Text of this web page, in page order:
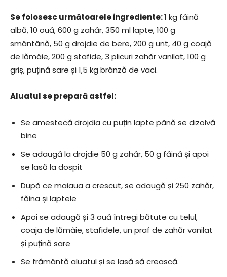
Se folosesc următoarele ingrediente:1 kg făină
albă, 10 ouă, 600 g zahăr, 350 ml lapte, 100 g
smântână, 50 g drojdie de bere, 200 g unt, 40 g coajă
de lămâie, 200 g stafide, 3 plicuri zahăr vanilat, 100 g
griș, puțină sare și 1,5 kg brânză de vaci.
Aluatul se prepară astfel:
Se amestecă drojdia cu puțin lapte până se dizolvă
bine
Se adaugă la drojdie 50 g zahăr, 50 g făină și apoi
se lasă la dospit
După ce maiaua a crescut, se adaugă și 250 zahăr,
făina și laptele
Apoi se adaugă și 3 ouă întregi bătute cu telul,
coaja de lămâie, stafidele, un praf de zahăr vanilat
și puțină sare
Se frământă aluatul și se lasă să crească.